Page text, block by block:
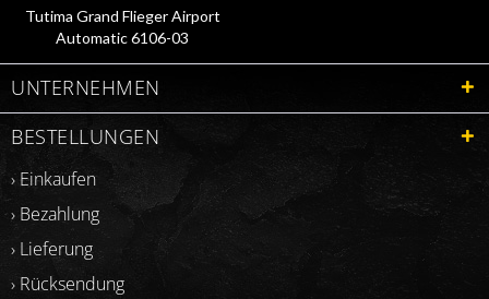
Tutima Grand Flieger Airport
Automatic 6106-03
UNTERNEHMEN
BESTELLUNGEN
› Einkaufen
› Bezahlung
› Lieferung
› Rücksendung